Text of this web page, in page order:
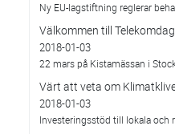
Ny EU-lagstiftning reglerar
Välkommen till
2018-01-03
22 mars på Kistamässan i
Värt att veta om
2018-01-03
Investeringsstöd till lokala och